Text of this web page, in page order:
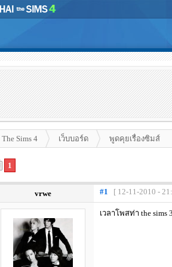
The Sims 4 เว็บบอร์ด พูดคุยเรื่องซิมส์
1
vrwe #1 [ 12-11-2010 -
เวลาโพสท่า the sims